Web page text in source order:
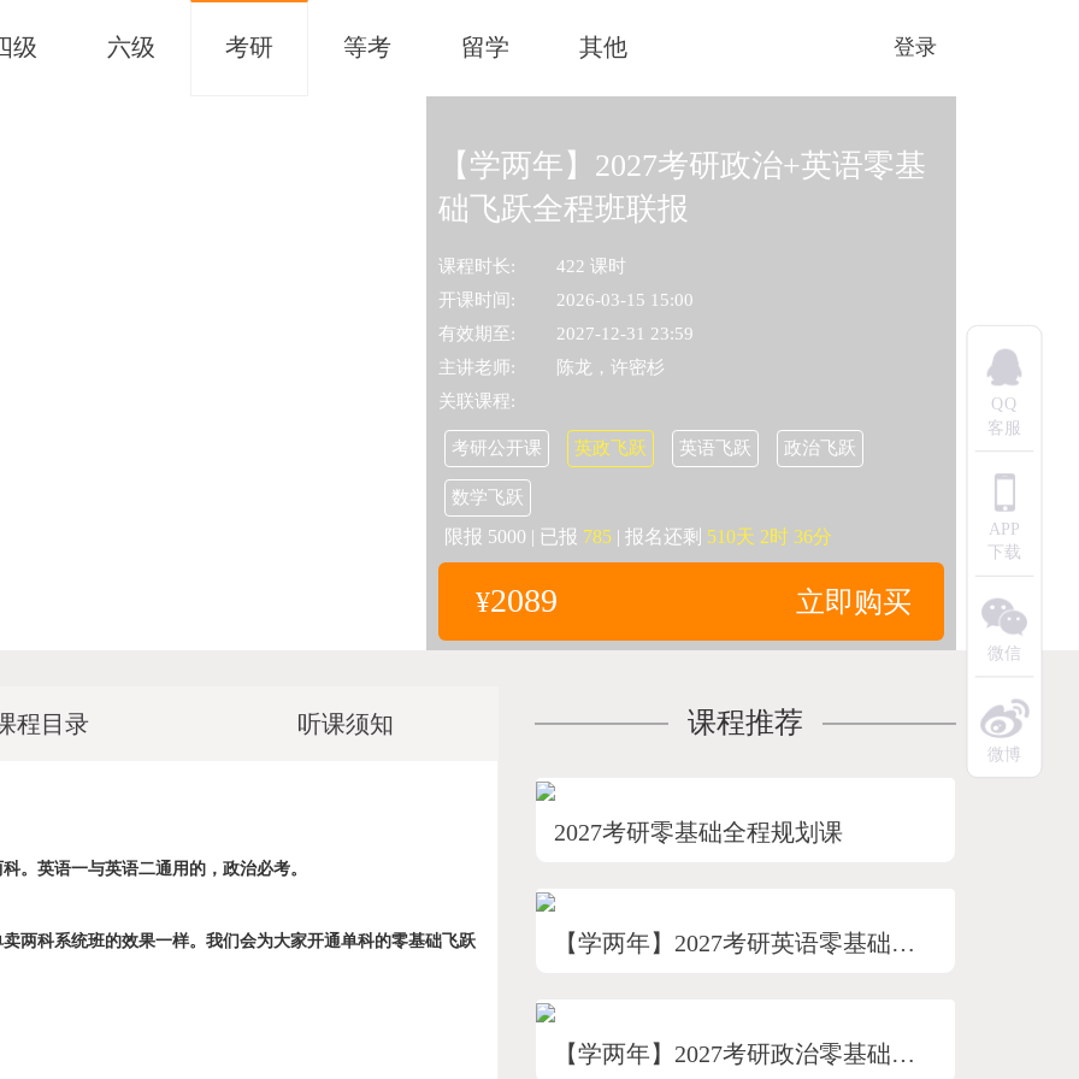
QQ
客服
APP
下载
微信
微博
级 六级 考研 等考 留学 其他 登录
【学两年】2027考研政治+英语零基
础飞跃全程班联报
课程时长:
422 课时
开课时间:
2026-03-15 15:00
有效期至:
2027-12-31 23:59
主讲老师:
陈龙，许密杉
关联课程:
考研公开课 英政飞跃 英语飞跃 政治飞跃
数学飞跃
限报 5000 | 已报 785 | 报名还剩 510天 2时 36分
¥2089 立即购买
程目录 听课须知
。英语一与英语二通用的，政治必考。
两科系统班的效果一样。我们会为大家开通单科的零基础飞跃
课程推荐
2027考研零基础全程规划课
【学两年】2027考研英语零基础飞跃全程班
【学两年】2027考研政治零基础飞跃全程班